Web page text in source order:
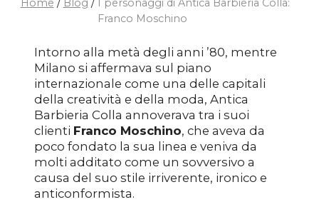
Home / Blog / I personaggi di Antica Barbieria Colla:
Franco Moschino
Intorno alla metà degli anni ’80, mentre
Milano si affermava sul piano
internazionale come una delle capitali
della creatività e della moda, Antica
Barbieria Colla annoverava tra i suoi
clienti Franco Moschino, che aveva da
poco fondato la sua linea e veniva da
molti additato come un sovversivo a
causa del suo stile irriverente, ironico e
anticonformista.